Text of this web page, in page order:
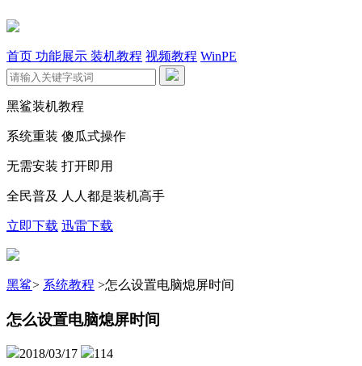
首页 功能展示 装机教程 视频教程 WinPE
黑鲨装机教程
系统重装 傻瓜式操作
无需安装 打开即用
全民普及 人人都是装机高手
立即下载 迅雷下载
黑鲨> 系统教程 >怎么设置电脑熄屏时间
怎么设置电脑熄屏时间
2018/03/17 114